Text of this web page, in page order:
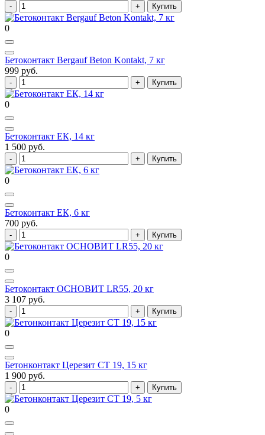
Купить
0
Бетоконтакт Bergauf Beton Kontakt, 7 кг
999 руб.
Купить
0
Бетоконтакт ЕК, 14 кг
1 500 руб.
Купить
0
Бетоконтакт ЕК, 6 кг
700 руб.
Купить
0
Бетоконтакт ОСНОВИТ LR55, 20 кг
3 107 руб.
Купить
0
Бетонконтакт Церезит СТ 19, 15 кг
1 900 руб.
Купить
0